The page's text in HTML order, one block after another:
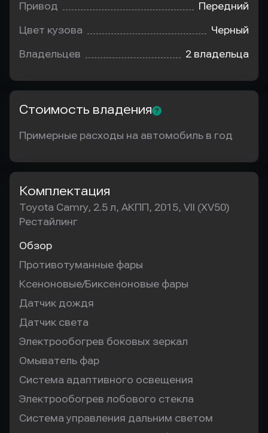
Привод Передний
Цвет кузова Черный
Владельцев 2 владельца
Стоимость владения
Примерные расходы на автомобиль в год
Комплектация
Toyota Camry, 2.5 л, АКПП, 2015, VII (XV50)
Рестайлинг
Обзор
Противотуманные фары
Ксеноновые/Биксеноновые фары
Датчик дождя
Датчик света
Электрообогрев боковых зеркал
Омыватель фар
Система адаптивного освещения
Электрообогрев лобового стекла
Система управления дальним светом